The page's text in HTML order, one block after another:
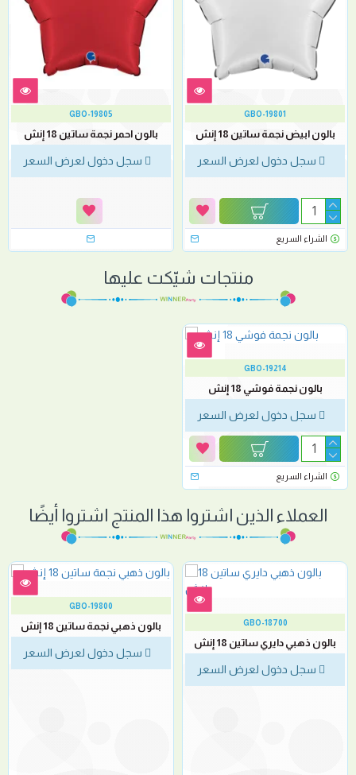
GBO-19801
بالون ابيض نجمة ساتين 18 إنش
سجل دخول لعرض السعر
الشراء السريع
GBO-19805
بالون احمر نجمة ساتين 18 إنش
سجل دخول لعرض السعر
منتجات شيّكت عليها
GBO-19214
بالون نجمة فوشي 18 إنش
سجل دخول لعرض السعر
الشراء السريع
العملاء الذين اشتروا هذا المنتج اشتروا أيضًا
GBO-18700
بالون ذهبي دايري ساتين 18 إنش
سجل دخول لعرض السعر
GBO-19800
بالون ذهبي نجمة ساتين 18 إنش
سجل دخول لعرض السعر